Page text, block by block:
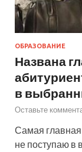
ОБРАЗОВАНИЕ
Названа
в
Оставьте
Самая главная
не поступаю в